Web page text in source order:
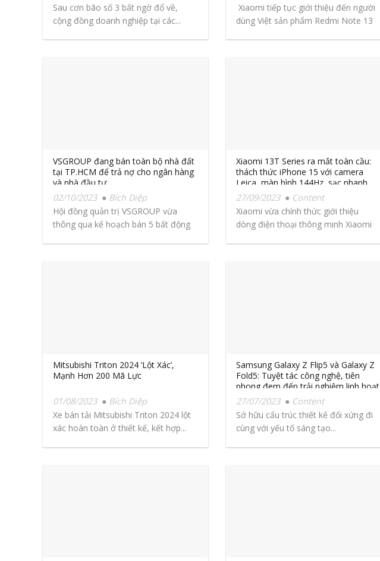
Sau cơn bão số 3 bất ngờ đổ về,
cộng đồng doanh nghiệp tại các...
Xiaomi tiếp tục giới thiệu đến người
dùng Việt sản phẩm Redmi Note 13
VSGROUP đang bán toàn bộ nhà đất
tại TP.HCM để trả nợ cho ngân hàng
và nhà đầu tư.
02/10/2023
Bích Diệp
Hội đồng quản trị VSGROUP vừa
thông qua kế hoạch bán 5 bất động
Xiaomi 13T Series ra mắt toàn cầu:
thách thức iPhone 15 với camera
Leica, màn hình 144Hz, sạc nhanh
120W, quay video 8K
27/09/2023
Content
Xiaomi vừa chính thức giới thiệu
dòng điện thoại thông minh Xiaomi
Mitsubishi Triton 2024 ‘Lột Xác’,
Mạnh Hơn 200 Mã Lực
01/08/2023
Bích Diệp
Xe bán tải Mitsubishi Triton 2024 lột
xác hoàn toàn ở thiết kế, kết hợp...
Samsung Galaxy Z Flip5 và Galaxy Z
Fold5: Tuyệt tác công nghệ, tiên
phong đem đến trải nghiệm linh hoạt
không giới hạn
27/07/2023
Content
Sở hữu cấu trúc thiết kế đối xứng đi
cùng với yếu tố sáng tạo...